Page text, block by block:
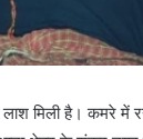
मिली है। कमरे में